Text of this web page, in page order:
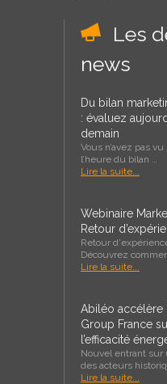
Les
news
Du bilan
: évaluez
demain
Vous n’avez pas vu
l’heure du bilan …
Lire la suite...
Webinaire
Retour
Retour
Découvrez
Lire la suite...
Abiléo accélère
Group France
l’efficacité
Nouvel entrant sur
des acteurs
Lire la suite...